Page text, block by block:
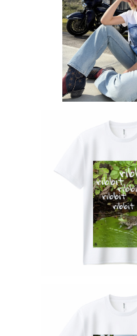
Tシャツ フォト ド
R ポリエステル 写
Vカット 吸汗 速
ジナル スポーツ
え カジュアル 人
aritikari
original harley
Tシャツ フォト ド
R ポリエステル 写
Vカット 吸汗 速
ジナル スポーツ
え カジュアル 人
aritikari
original harley